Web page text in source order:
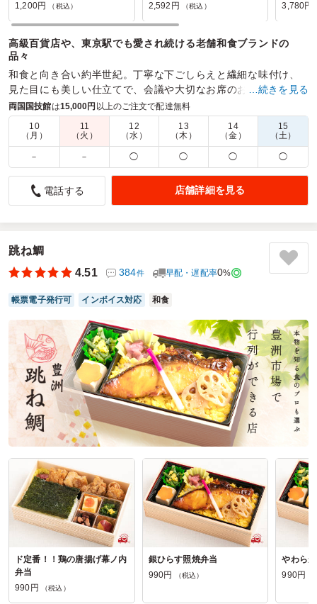
1,200円
（税込）
2,592円
（税込）
3,780円
高級百貨店や、東京駅でも愛され続ける老舗和食ブランドの
品々
和食と向き合い約半世紀。丁寧な下ごしらえと繊細な味付け、
見た目にも美しい仕立てで、会議や大切なお席のおもてなしに
も安心して選べるお弁当です。
商品数： 締切日時： 3日前17:00 価格帯：
810円～3,780円
配達時間：
9:00～18:00
ご飯が美味しい
5.0
参加者の年齢：50代～60代男女比：男性多め
神田明神下みやびの口コミをもっと見る
…続きを見る
両国国技館は15,000円 以上のご注文で配達無料
10
（月）
11
（火）
12
（水）
13
（木）
14
（金）
15
（土）
－ － ◯ ◯ ◯ ◯
電話する 店舗詳細を見る
跳ね鯛
4.51
384件 早配・遅配率0%
帳票電子発行可 インボイス対応 和食
ド定番！！鶏の唐揚げ幕ノ内
弁当
990円
（税込）
銀ひらす照焼弁当
990円
（税込）
やわら
990円